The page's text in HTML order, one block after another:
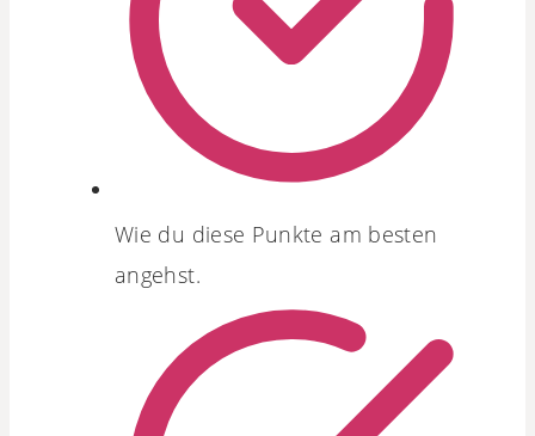
Wie du diese Punkte am besten
angehst.